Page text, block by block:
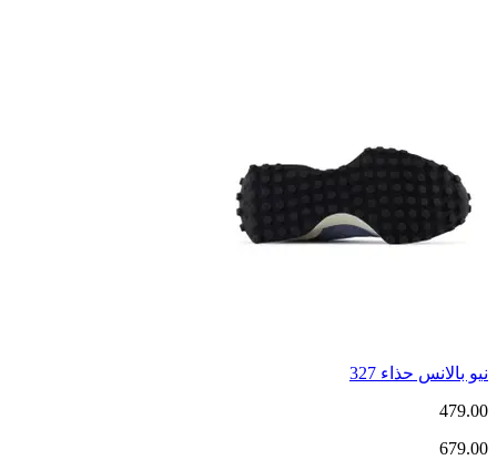
نيو بالانس حذاء 327
479.00
679.00